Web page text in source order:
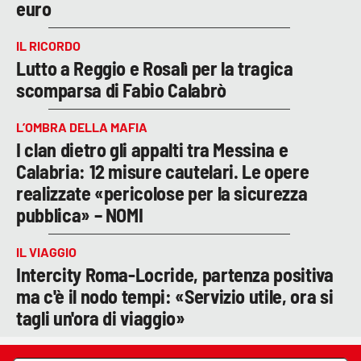
euro
IL RICORDO
Lutto a Reggio e Rosalì per la tragica
scomparsa di Fabio Calabrò
L’OMBRA DELLA MAFIA
I clan dietro gli appalti tra Messina e
Calabria: 12 misure cautelari. Le opere
realizzate «pericolose per la sicurezza
pubblica» – NOMI
IL VIAGGIO
Intercity Roma-Locride, partenza positiva
ma c'è il nodo tempi: «Servizio utile, ora si
tagli un'ora di viaggio»